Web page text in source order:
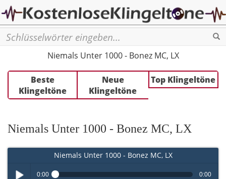
Niemals Unter 1000 - Bonez MC, LX
Beste
Klingeltöne
Neue
Klingeltöne
Top Klingeltöne
Niemals Unter 1000 - Bonez MC, LX
Niemals Unter 1000 - Bonez MC, LX
0:00 0:00